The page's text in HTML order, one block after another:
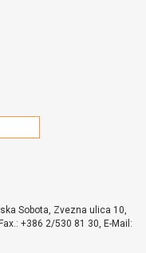
Sobota, Zvezna ulica 10,
+386 2/530 81 30, E-Mail: